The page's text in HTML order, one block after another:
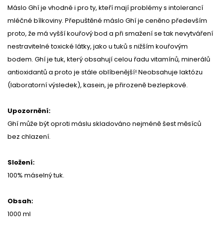
Máslo Ghí je vhodné i pro ty, kteří mají problémy s intolerancí
mléčné bílkoviny. Přepuštěné máslo Ghí je ceněno především
proto, že má vyšší kouřový bod a při smažení se tak nevytváření
nestravitelné toxické látky, jako u tuků s nižším kouřovým
bodem. Ghí je tuk, který obsahují celou řadu vitamínů, minerálů
antioxidantů a proto je stále oblíbenější! Neobsahuje laktózu
(laboratorní výsledek), kasein, je přirozeně bezlepkové.
Upozornění:
Ghí může být oproti máslu skladováno nejméně šest měsíců
bez chlazení.
Složení:
100% máselný tuk.
Obsah:
1000 ml